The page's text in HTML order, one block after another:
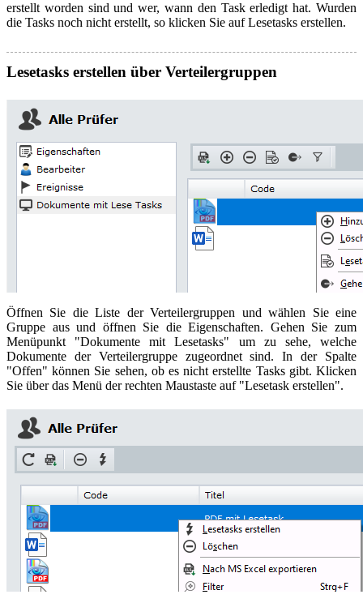
erstellt worden sind und wer, wann den Task erledigt hat. Wurden
die Tasks noch nicht erstellt, so klicken Sie auf Lesetasks erstellen.
Lesetasks erstellen über Verteilergruppen
Öffnen Sie die Liste der Verteilergruppen und wählen Sie eine
Gruppe aus und öffnen Sie die Eigenschaften. Gehen Sie zum
Menüpunkt "Dokumente mit Lesetasks" um zu sehe, welche
Dokumente der Verteilergruppe zugeordnet sind. In der Spalte
"Offen" können Sie sehen, ob es nicht erstellte Tasks gibt. Klicken
Sie über das Menü der rechten Maustaste auf "Lesetask erstellen".